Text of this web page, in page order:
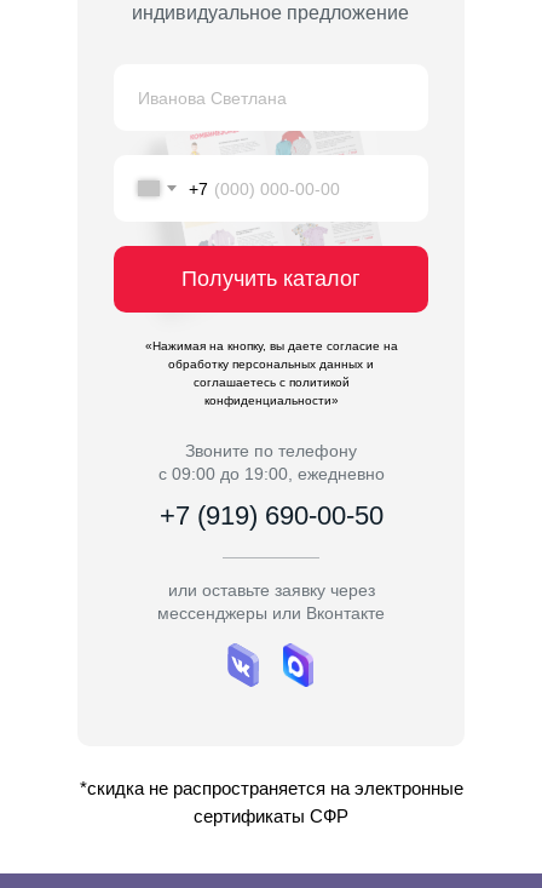
+7
Получить каталог
Звоните по телефону
с 09:00 до 19:00, ежедневно
+7 (919) 690-00-50
или оставьте заявку через
мессенджеры или Вконтакте
«Нажимая на кнопку, вы даете согласие на
обработку персональных данных и
соглашаетесь c политикой
конфиденциальности»
индивидуальное предложение
*скидка не распространяется на электронные
сертификаты СФР